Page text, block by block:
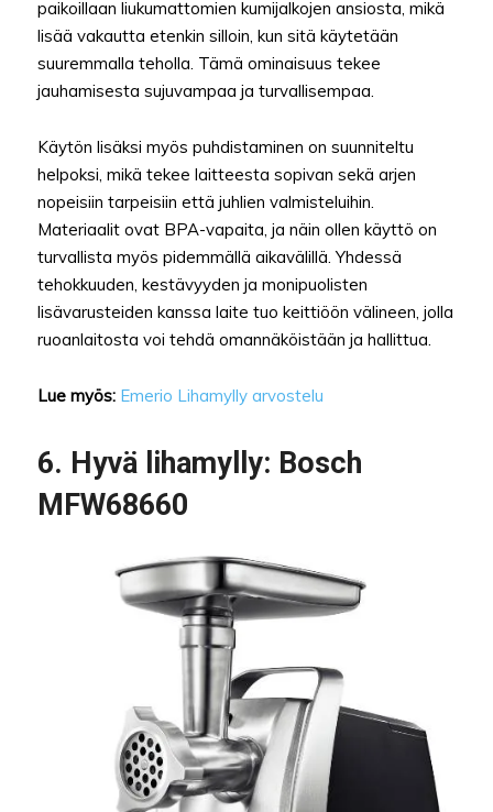
paikoillaan liukumattomien kumijalkojen ansiosta, mikä
lisää vakautta etenkin silloin, kun sitä käytetään
suuremmalla teholla. Tämä ominaisuus tekee
jauhamisesta sujuvampaa ja turvallisempaa.
Käytön lisäksi myös puhdistaminen on suunniteltu
helpoksi, mikä tekee laitteesta sopivan sekä arjen
nopeisiin tarpeisiin että juhlien valmisteluihin.
Materiaalit ovat BPA-vapaita, ja näin ollen käyttö on
turvallista myös pidemmällä aikavälillä. Yhdessä
tehokkuuden, kestävyyden ja monipuolisten
lisävarusteiden kanssa laite tuo keittiöön välineen, jolla
ruoanlaitosta voi tehdä omannäköistään ja hallittua.
Lue myös: Emerio Lihamylly arvostelu
6. Hyvä lihamylly: Bosch
MFW68660